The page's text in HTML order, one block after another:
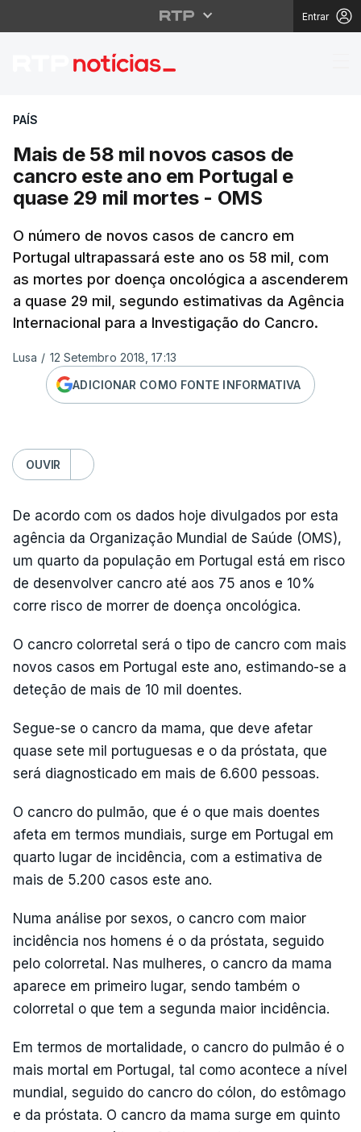
Entrar
Mais de 58 mil novos
PAÍS
Mais de 58 mil novos casos de
cancro este ano em Portugal e
quase 29 mil mortes - OMS
O número de novos casos de cancro em
Portugal ultrapassará este ano os 58 mil, com
as mortes por doença oncológica a ascenderem
a quase 29 mil, segundo estimativas da Agência
Internacional para a Investigação do Cancro.
Lusa / 12 Setembro 2018, 17:13
ADICIONAR COMO FONTE INFORMATIVA
OUVIR
De acordo com os dados hoje divulgados por esta
agência da Organização Mundial de Saúde (OMS),
um quarto da população em Portugal está em risco
de desenvolver cancro até aos 75 anos e 10%
corre risco de morrer de doença oncológica.
O cancro colorretal será o tipo de cancro com mais
novos casos em Portugal este ano, estimando-se a
deteção de mais de 10 mil doentes.
Segue-se o cancro da mama, que deve afetar
quase sete mil portuguesas e o da próstata, que
será diagnosticado em mais de 6.600 pessoas.
O cancro do pulmão, que é o que mais doentes
afeta em termos mundiais, surge em Portugal em
quarto lugar de incidência, com a estimativa de
mais de 5.200 casos este ano.
Numa análise por sexos, o cancro com maior
incidência nos homens é o da próstata, seguido
pelo colorretal. Nas mulheres, o cancro da mama
aparece em primeiro lugar, sendo também o
colorretal o que tem a segunda maior incidência.
Em termos de mortalidade, o cancro do pulmão é o
mais mortal em Portugal, tal como acontece a nível
mundial, seguido do cancro do cólon, do estômago
e da próstata. O cancro da mama surge em quinto